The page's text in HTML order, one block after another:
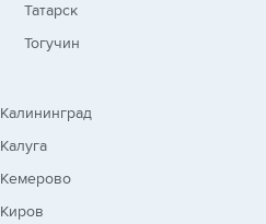
Татарск
Тогучин
Калининград
Калуга
Кемерово
Киров